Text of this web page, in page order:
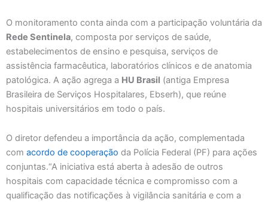
O monitoramento conta ainda com a participação voluntária da
Rede Sentinela, composta por serviços de saúde,
estabelecimentos de ensino e pesquisa, serviços de
assistência farmacêutica, laboratórios clínicos e de anatomia
patológica. A ação agrega a HU Brasil (antiga Empresa
Brasileira de Serviços Hospitalares, Ebserh), que reúne
hospitais universitários em todo o país.
O diretor defendeu a importância da ação, complementada
com acordo de cooperação da Polícia Federal (PF) para ações
conjuntas.“A iniciativa está aberta à adesão de outros
hospitais com capacidade técnica e compromisso com a
qualificação das notificações à vigilância sanitária e com a